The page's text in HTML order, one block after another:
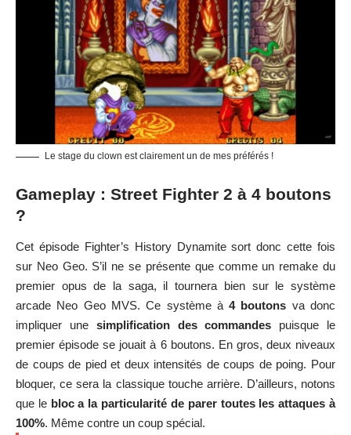
Le stage du clown est clairement un de mes préférés !
Gameplay : Street Fighter 2 à 4 boutons
?
Cet épisode Fighter’s History Dynamite sort donc cette fois
sur Neo Geo. S’il ne se présente que comme un remake du
premier opus de la saga, il tournera bien sur le système
arcade Neo Geo MVS. Ce système à4 boutons va donc
impliquer une simplification des commandes puisque le
premier épisode se jouait à 6 boutons. En gros, deux niveaux
de coups de pied et deux intensités de coups de poing. Pour
bloquer, ce sera la classique touche arrière. D’ailleurs, notons
que le bloc a la particularité de parer toutes les attaques à
100%. Même contre un coup spécial.